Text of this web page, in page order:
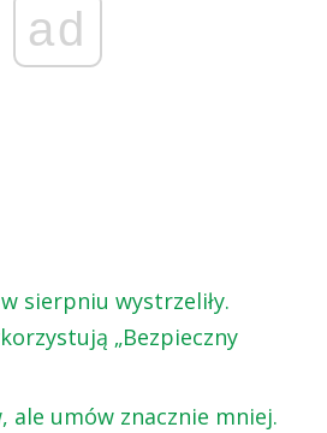
ad
sierpniu wystrzeliły.
„Bezpieczny
ale umów znacznie mniej.